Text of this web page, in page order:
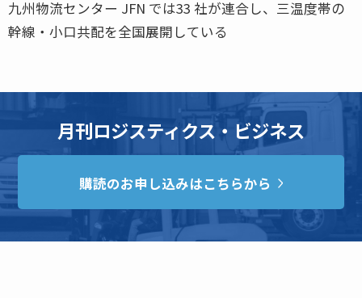
九州物流センター JFN では33 社が連合し、三温度帯の
幹線・小口共配を全国展開している
月刊ロジスティクス・ビジネス
購読のお申し込みはこちらから